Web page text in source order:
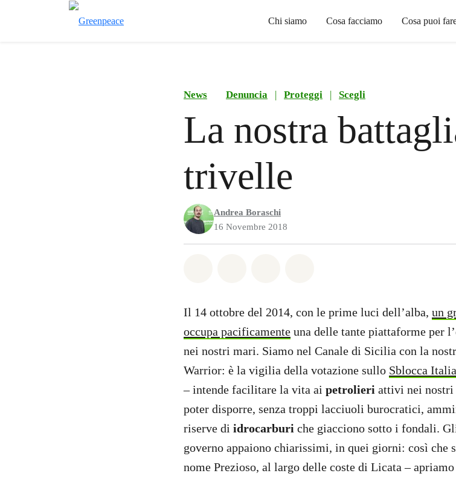
Chi siamo Cosa facciamo Cosa puoi
News Denuncia | Proteggi | Scegli
La nostra
trivelle
Andrea Boraschi
16 Novembre 2018
Il 14 ottobre del 2014, con le prime luci dell’alba, un
occupa pacificamente una delle tante piattaforme per
nei nostri mari. Siamo nel Canale di Sicilia con la
Warrior: è la vigilia della votazione sullo Sblocca Italia
– intende facilitare la vita ai petrolieri attivi nei nostri
poter disporre, senza troppi lacciuoli burocratici,
riserve di idrocarburi che giacciono sotto i fondali.
governo appaiono chiarissimi, in quei giorni: così che
nome Prezioso, al largo delle coste di Licata –